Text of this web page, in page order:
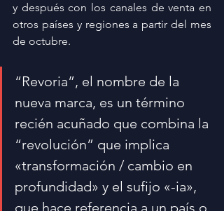
y después con los canales de venta en
otros países y regiones a partir del mes
de octubre.
“Revoria”, el nombre de la
nueva marca, es un término
recién acuñado que combina la
“revolución” que implica
«transformación / cambio en
profundidad» y el sufijo «-ia»,
que hace referencia a un país o